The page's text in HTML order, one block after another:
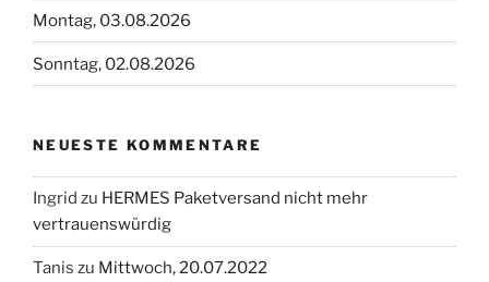
Montag, 03.08.2026
Sonntag, 02.08.2026
NEUESTE KOMMENTARE
Ingrid zu HERMES Paketversand nicht mehr
vertrauenswürdig
Tanis zu Mittwoch, 20.07.2022